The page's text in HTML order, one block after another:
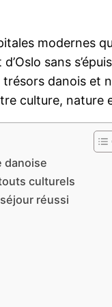
modernes
sans
danois
culture,
danoise
culturels
réussi